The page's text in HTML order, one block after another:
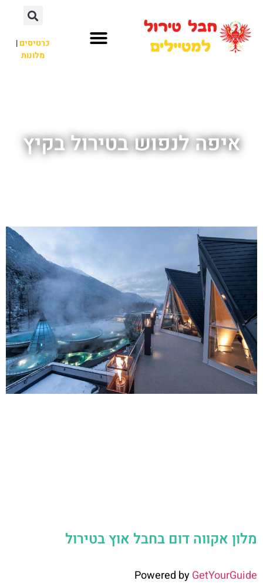
כרטיסים|
מלונות
איפה לנפוש בטירול בקיץ
מלון אקווה דום בחבל אוץ בטירול
Powered byGetYourGuide